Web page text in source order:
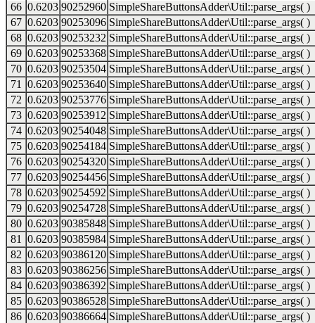
66 0.6203 90252960 SimpleShareButtonsAdder\Util::parse_args( )
67 0.6203 90253096 SimpleShareButtonsAdder\Util::parse_args( )
68 0.6203 90253232 SimpleShareButtonsAdder\Util::parse_args( )
69 0.6203 90253368 SimpleShareButtonsAdder\Util::parse_args( )
70 0.6203 90253504 SimpleShareButtonsAdder\Util::parse_args( )
71
0.6203 90253640 SimpleShareButtonsAdder\Util::parse_args( )
72 0.6203 90253776 SimpleShareButtonsAdder\Util::parse_args( )
73 0.6203 90253912 SimpleShareButtonsAdder\Util::parse_args( )
74 0.6203 90254048 SimpleShareButtonsAdder\Util::parse_args( )
75 0.6203 90254184 SimpleShareButtonsAdder\Util::parse_args( )
76 0.6203 90254320 SimpleShareButtonsAdder\Util::parse_args( )
77 0.6203 90254456 SimpleShareButtonsAdder\Util::parse_args( )
78 0.6203 90254592 SimpleShareButtonsAdder\Util::parse_args( )
79 0.6203 90254728 SimpleShareButtonsAdder\Util::parse_args( )
80 0.6203 90385848 SimpleShareButtonsAdder\Util::parse_args( )
81
0.6203 90385984 SimpleShareButtonsAdder\Util::parse_args( )
82 0.6203 90386120 SimpleShareButtonsAdder\Util::parse_args( )
83 0.6203 90386256 SimpleShareButtonsAdder\Util::parse_args( )
84 0.6203 90386392 SimpleShareButtonsAdder\Util::parse_args( )
85 0.6203 90386528 SimpleShareButtonsAdder\Util::parse_args( )
86 0.6203 90386664 SimpleShareButtonsAdder\Util::parse_args( )